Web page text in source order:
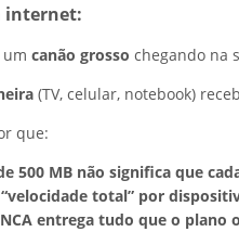
internet:
um canão grosso chegando na
(TV, celular, notebook)
que:
500 MB não significa que
total” por
entrega tudo que o plano